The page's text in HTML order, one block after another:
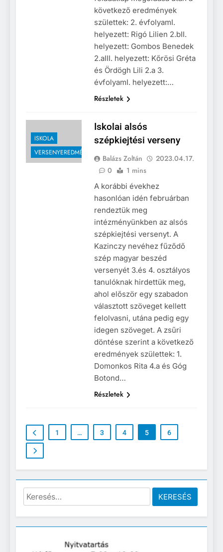
következő eredmények
születtek: 2. évfolyamI.
helyezett: Rigó Lilien 2.bII.
helyezett: Gombos Benedek
2.aIII. helyezett: Kőrösi Gréta
és Ördögh Lili 2.a 3.
évfolyamI. helyezett:…
Részletek
ISKOLA
VERSENYEREDMÉNYEK
Iskolai alsós
szépkiejtési verseny
Balázs Zoltán
2023.04.17.
0
1 mins
A korábbi évekhez
hasonlóan idén februárban
rendeztük meg
intézményünkben az alsós
szépkiejtési versenyt. A
Kazinczy nevéhez fűződő
szép magyar beszéd
versenyét 3.és 4. osztályos
tanulóknak hirdettük meg,
ahol először egy szabadon
választott szöveget kellett
felolvasni, utána pedig egy
idegen szöveget. A zsűri
döntése szerint a következő
eredmények születtek: 1.
Domonkos Rita 4.a és Góg
Botond…
Részletek
1 … 3 4 5 6
Keresés: